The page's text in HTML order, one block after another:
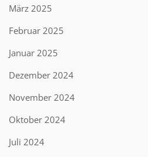
März 2025
Februar 2025
Januar 2025
Dezember 2024
November 2024
Oktober 2024
Juli 2024